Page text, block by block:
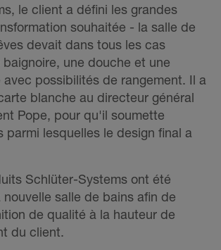
le client a défini les grandes
souhaitée - la salle de
devait dans tous les cas
une douche et une
possibilités de rangement. Il a
blanche au directeur général
Pope, pour qu'il soumette
parmi lesquelles le design final a
Schlüter-Systems ont été
salle de bains afin de
de qualité à la hauteur de
du client.